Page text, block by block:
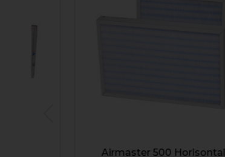
Airmaster 500 Horisontal